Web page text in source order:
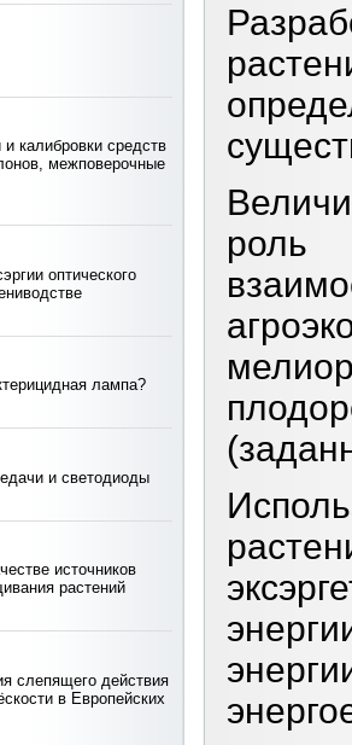
калибровки средств
межповерочные
оптического
лампа?
и светодиоды
источников
растений
слепящего действия
в Европейских
роль